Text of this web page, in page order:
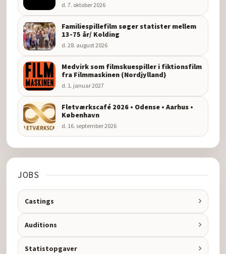
d. 7. oktober 2026
Familiespillefilm søger statister mellem
13-75 år/ Kolding
d. 28. august 2026
Medvirk som filmskuespiller i fiktionsfilm
fra Filmmaskinen (Nordjylland)
d. 1. januar 2027
Fletværkscafé 2026 • Odense • Aarhus •
København
d. 16. september 2026
JOBS
Castings
Auditions
Statistopgaver